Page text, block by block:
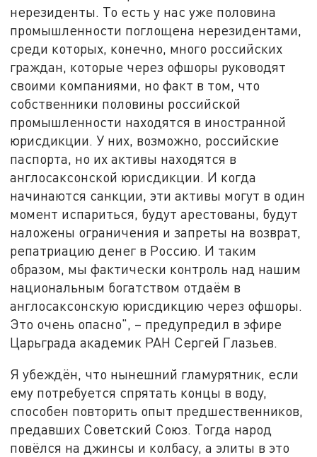
нерезиденты. То есть у нас уже половина
промышленности поглощена нерезидентами,
среди которых, конечно, много российских
граждан, которые через офшоры руководят
своими компаниями, но факт в том, что
собственники половины российской
промышленности находятся в иностранной
юрисдикции. У них, возможно, российские
паспорта, но их активы находятся в
англосаксонской юрисдикции. И когда
начинаются санкции, эти активы могут в один
момент испариться, будут арестованы, будут
наложены ограничения и запреты на возврат,
репатриацию денег в Россию. И таким
образом, мы фактически контроль над нашим
национальным богатством отдаём в
англосаксонскую юрисдикцию через офшоры.
Это очень опасно", – предупредил в эфире
Царьграда академик РАН Сергей Глазьев.
Я убеждён, что нынешний гламурятник, если
ему потребуется спрятать концы в воду,
способен повторить опыт предшественников,
предавших Советский Союз. Тогда народ
повёлся на джинсы и колбасу, а элиты в это